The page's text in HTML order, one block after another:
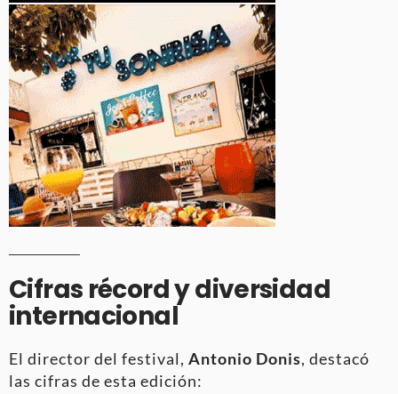
Cifras récord y diversidad
internacional
El director del festival, Antonio Donis, destacó
las cifras de esta edición: